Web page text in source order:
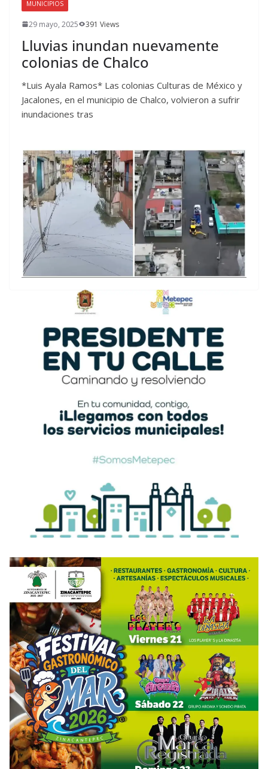
MUNICIPIOS
29 mayo, 2025 391 Views
Lluvias inundan nuevamente
colonias de Chalco
*Luis Ayala Ramos* Las colonias Culturas de México y
Jacalones, en el municipio de Chalco, volvieron a sufrir
inundaciones tras